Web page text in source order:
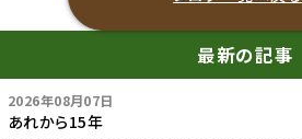
最新の記事
2026年08月07日
あれから15年